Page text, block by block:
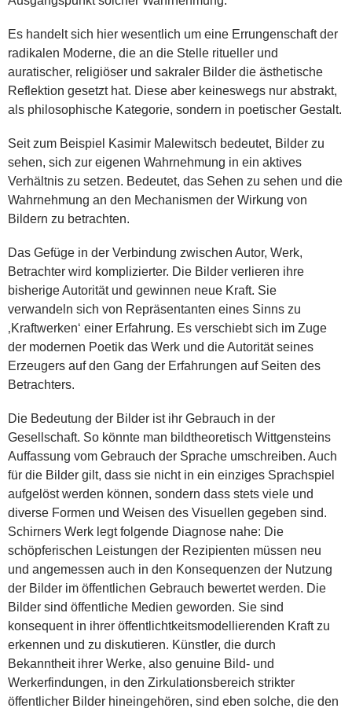
Es handelt sich hier wesentlich um eine Errungenschaft der
radikalen Moderne, die an die Stelle ritueller und
auratischer, religiöser und sakraler Bilder die ästhetische
Reflektion gesetzt hat. Diese aber keineswegs nur abstrakt,
als philosophische Kategorie, sondern in poetischer Gestalt.
Seit zum Beispiel Kasimir Malewitsch bedeutet, Bilder zu
sehen, sich zur eigenen Wahrnehmung in ein aktives
Verhältnis zu setzen. Bedeutet, das Sehen zu sehen und die
Wahrnehmung an den Mechanismen der Wirkung von
Bildern zu betrachten.
Das Gefüge in der Verbindung zwischen Autor, Werk,
Betrachter wird komplizierter. Die Bilder verlieren ihre
bisherige Autorität und gewinnen neue Kraft. Sie
verwandeln sich von Repräsentanten eines Sinns zu
‚Kraftwerken‘ einer Erfahrung. Es verschiebt sich im Zuge
der modernen Poetik das Werk und die Autorität seines
Erzeugers auf den Gang der Erfahrungen auf Seiten des
Betrachters.
Die Bedeutung der Bilder ist ihr Gebrauch in der
Gesellschaft. So könnte man bildtheoretisch Wittgensteins
Auffassung vom Gebrauch der Sprache umschreiben. Auch
für die Bilder gilt, dass sie nicht in ein einziges Sprachspiel
aufgelöst werden können, sondern dass stets viele und
diverse Formen und Weisen des Visuellen gegeben sind.
Schirners Werk legt folgende Diagnose nahe: Die
schöpferischen Leistungen der Rezipienten müssen neu
und angemessen auch in den Konsequenzen der Nutzung
der Bilder im öffentlichen Gebrauch bewertet werden. Die
Bilder sind öffentliche Medien geworden. Sie sind
konsequent in ihrer öffentlichtkeitsmodellierenden Kraft zu
erkennen und zu diskutieren. Künstler, die durch
Bekanntheit ihrer Werke, also genuine Bild- und
Werkerfindungen, in den Zirkulationsbereich strikter
öffentlicher Bilder hineingehören, sind eben solche, die den